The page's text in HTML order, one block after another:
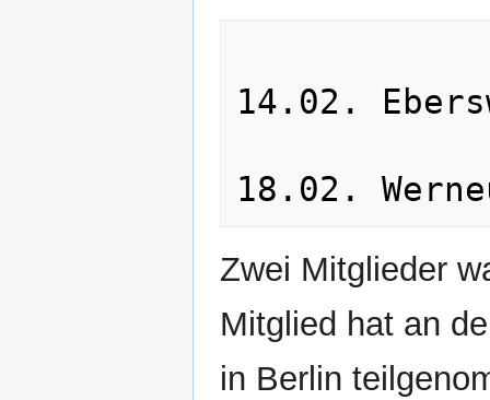
14.02.
Zwei Mitglieder
Mitglied hat an
in Berlin